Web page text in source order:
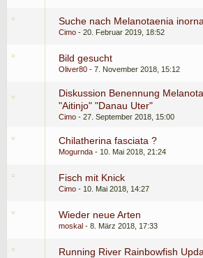
Suche nach Melanotaenia
Cimo 20. Februar 2019, 18:52
Bild gesucht
Oliver80 7. November 2018, 15:12
Diskussion Benennung
"Aitinjo" "Danau Uter"
Cimo 27. September 2018, 15:00
Chilatherina fasciata ?
Mogurnda 10. Mai 2018, 21:24
Fisch mit Knick
Cimo 10. Mai 2018, 14:27
Wieder neue Arten
moskal 8. März 2018, 17:33
Running River Rainbowfish